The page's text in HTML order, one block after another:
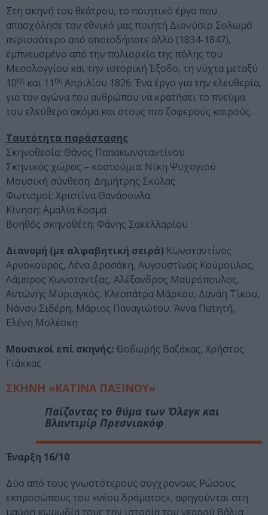
Στη σκηνή του θεάτρου, το ποιητικό έργο που
απασχόλησε τον εθνικό μας ποιητή Διονύσιο Σολωμό
περισσότερο από οποιοδήποτε άλλο (1834-1847),
εμπνευσμένο από την πολιορκία της πόλης του
Μεσολογγίου και την ιστορική Έξοδο, τη νύχτα μεταξύ
10ης και 11 ης Απριλίου 1826. Ένα έργο για την ελευθερία,
για τον αγώνα του ανθρώπου να κρατήσει το πνεύμα
του ελεύθερο ακόμα και στους πιο ζοφερούς καιρούς.
Ταυτότητα παράστασης
Σκηνοθεσία: Θάνος Παπακωνσταντίνου
Σκηνικός χώρος – κοστούμια: Νίκη Ψυχογιού
Μουσική σύνθεση: Δημήτρης Σκύλας
Φωτισμοί: Χριστίνα Θανάσουλα
Κίνηση: Αμαλία Κοσμά
Βοηθός σκηνοθέτη: Φάνης Σακελλαρίου
Διανομή (με αλφαβητική σειρά) Κωνσταντίνος
Αρνοκούρος, Λένα Δροσάκη, Αυγουστίνος Κούμουλος,
Λάμπρος Κωνσταντέας, Αλέξανδρος Μαυρόπουλος,
Αντώνης Μυριαγκός, Κλεοπάτρα Μάρκου, Δανάη Τίκου,
Νάνσυ Σιδέρη, Μάριος Παναγιώτου, Άννα Πατητή,
Ελένη Μολέσκη
Μουσικοί επί σκηνής: Θοδωρής Βαζάκας, Χρήστος
Γιάκκας
ΣΚΗΝΗ «ΚΑΤΙΝΑ ΠΑΞΙΝΟΥ»
Παίζοντας το θύμα των Όλεγκ και
Βλαντιμίρ Πρεσνιακόφ
Έναρξη 16/10
Δύο από τους γνωστότερους σύγχρονους Ρώσους
εκπροσώπους του «νέου δράματος», αφηγούνται στη
μαύρη κωμωδία τους την ιστορία του νεαρού Βάλια